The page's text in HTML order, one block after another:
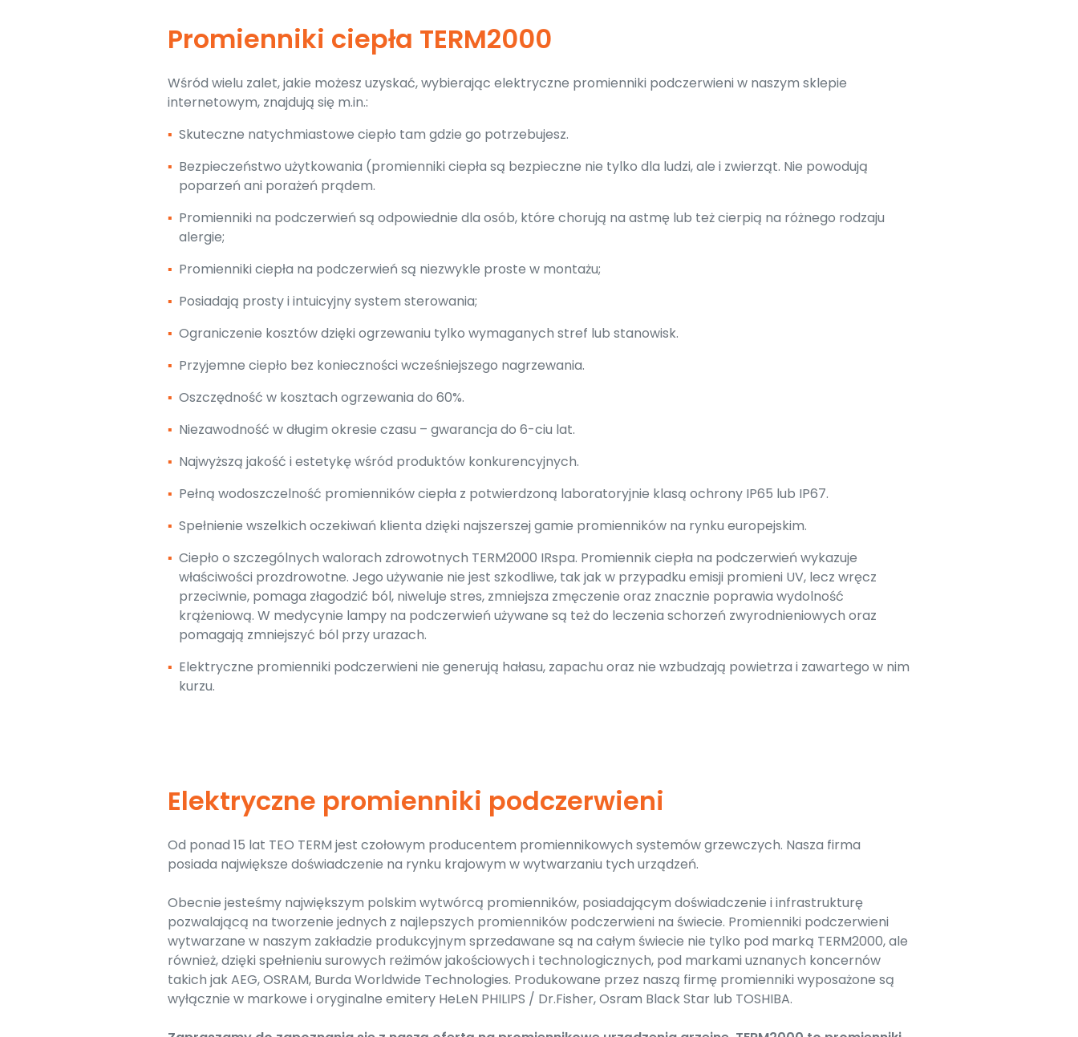
Promienniki ciepła TERM2000
Wśród wielu zalet, jakie możesz uzyskać, wybierając elektryczne promienniki podczerwieni w naszym sklepie
internetowym, znajdują się m.in.:
▪ Skuteczne natychmiastowe ciepło tam gdzie go potrzebujesz.
▪ Bezpieczeństwo użytkowania (promienniki ciepła są bezpieczne nie tylko dla ludzi, ale i zwierząt. Nie powodują
poparzeń ani porażeń prądem.
▪ Promienniki na podczerwień są odpowiednie dla osób, które chorują na astmę lub też cierpią na różnego rodzaju
alergie;
▪ Promienniki ciepła na podczerwień są niezwykle proste w montażu;
▪ Posiadają prosty i intuicyjny system sterowania;
▪ Ograniczenie kosztów dzięki ogrzewaniu tylko wymaganych stref lub stanowisk.
▪ Przyjemne ciepło bez konieczności wcześniejszego nagrzewania.
▪ Oszczędność w kosztach ogrzewania do 60%.
▪ Niezawodność w długim okresie czasu – gwarancja do 6-ciu lat.
▪ Najwyższą jakość i estetykę wśród produktów konkurencyjnych.
▪ Pełną wodoszczelność promienników ciepła z potwierdzoną laboratoryjnie klasą ochrony IP65 lub IP67.
▪ Spełnienie wszelkich oczekiwań klienta dzięki najszerszej gamie promienników na rynku europejskim.
▪ Ciepło o szczególnych walorach zdrowotnych TERM2000 IRspa. Promiennik ciepła na podczerwień wykazuje
właściwości prozdrowotne. Jego używanie nie jest szkodliwe, tak jak w przypadku emisji promieni UV, lecz wręcz
przeciwnie, pomaga złagodzić ból, niweluje stres, zmniejsza zmęczenie oraz znacznie poprawia wydolność
krążeniową. W medycynie lampy na podczerwień używane są też do leczenia schorzeń zwyrodnieniowych oraz
pomagają zmniejszyć ból przy urazach.
▪ Elektryczne promienniki podczerwieni nie generują hałasu, zapachu oraz nie wzbudzają powietrza i zawartego w nim
kurzu.
Elektryczne promienniki podczerwieni
Od ponad 15 lat TEO TERM jest czołowym producentem promiennikowych systemów grzewczych. Nasza firma
posiada największe doświadczenie na rynku krajowym w wytwarzaniu tych urządzeń.
Obecnie jesteśmy największym polskim wytwórcą promienników, posiadającym doświadczenie i infrastrukturę
pozwalającą na tworzenie jednych z najlepszych promienników podczerwieni na świecie. Promienniki podczerwieni
wytwarzane w naszym zakładzie produkcyjnym sprzedawane są na całym świecie nie tylko pod marką TERM2000, ale
również, dzięki spełnieniu surowych reżimów jakościowych i technologicznych, pod markami uznanych koncernów
takich jak AEG, OSRAM, Burda Worldwide Technologies. Produkowane przez naszą firmę promienniki wyposażone są
wyłącznie w markowe i oryginalne emitery HeLeN PHILIPS / Dr.Fisher, Osram Black Star lub TOSHIBA.